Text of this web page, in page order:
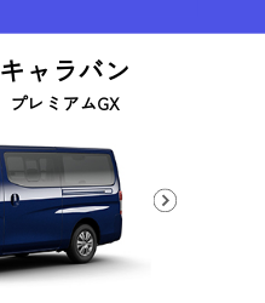
キャラバン
プレミアムGX